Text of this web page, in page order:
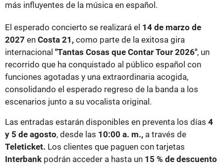
más influyentes de la música en español.
El esperado concierto se realizará el 14 de marzo de
2027 en Costa 21, como parte de la exitosa gira
internacional "Tantas Cosas que Contar Tour 2026", un
recorrido que ha conquistado al público español con
funciones agotadas y una extraordinaria acogida,
consolidando el esperado regreso de la banda a los
escenarios junto a su vocalista original.
Las entradas estarán disponibles en preventa los días 4
y 5 de agosto, desde las 10:00 a. m., a través de
Teleticket. Los clientes que paguen con tarjetas
Interbank podrán acceder a hasta un 15 % de descuento